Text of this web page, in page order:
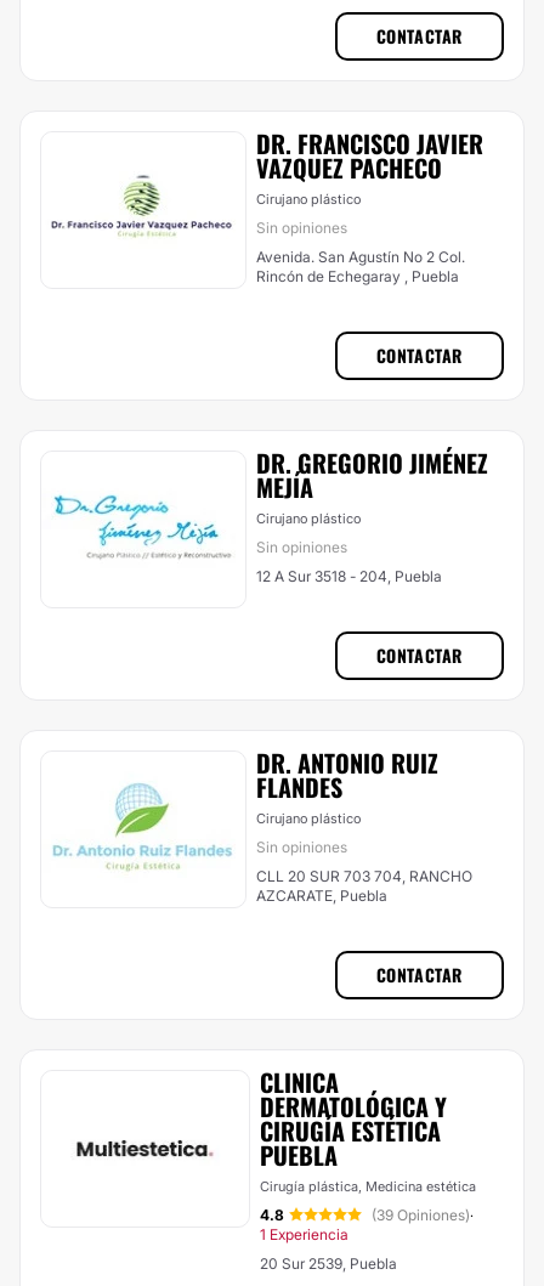
CONTACTAR
DR. FRANCISCO JAVIER
VAZQUEZ PACHECO
Cirujano plástico
Sin opiniones
Avenida. San Agustín No 2 Col.
Rincón de Echegaray , Puebla
CONTACTAR
DR. GREGORIO JIMÉNEZ
MEJÍA
Cirujano plástico
Sin opiniones
12 A Sur 3518 - 204, Puebla
CONTACTAR
DR. ANTONIO RUIZ
FLANDES
Cirujano plástico
Sin opiniones
CLL 20 SUR 703 704, RANCHO
AZCARATE, Puebla
CONTACTAR
CLINICA
DERMATOLÓGICA Y
CIRUGÍA ESTÉTICA
PUEBLA
Cirugía plástica, Medicina estética
4.8 (39 Opiniones)·
1 Experiencia
20 Sur 2539, Puebla